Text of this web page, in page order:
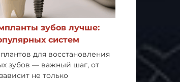
зубов лучше:
систем
для восстановления
зубов — важный шаг, от
не только